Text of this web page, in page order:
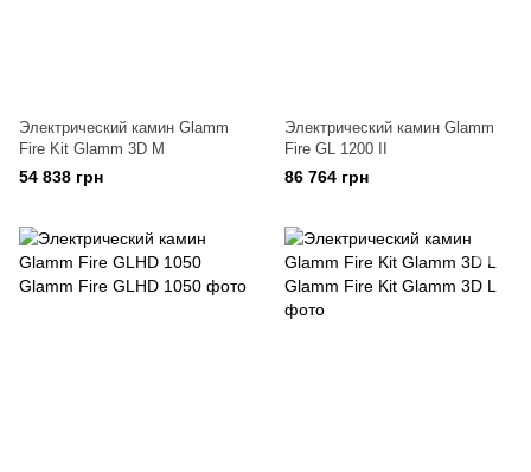
Электрический камин Glamm
Fire Kit Glamm 3D M
54 838 грн
Электрический камин Glamm
Fire GL 1200 II
86 764 грн